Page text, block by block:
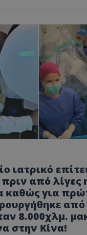
ιατρικό
από λίγες
καθώς για
από
8.000χλμ.
στην Κίνα!